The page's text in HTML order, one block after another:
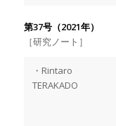
第37号（2021年）
［研究ノート］
・Rintaro
TERAKADO